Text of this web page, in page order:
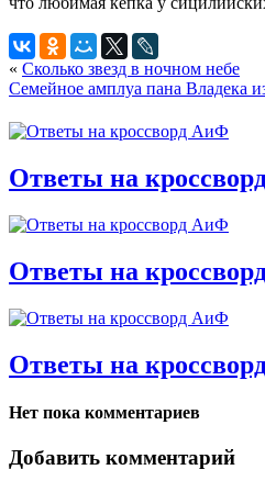
« Сколько звезд в ночном небе
Семейное амплуа пана Владека
Ответы на
Ответы на
Ответы на
Нет пока комментариев
Добавить комментарий